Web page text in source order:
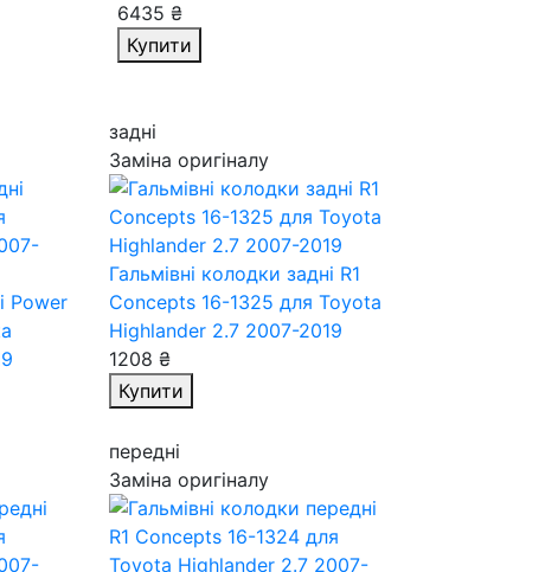
6435 ₴
Купити
Power
задні
Заміна оригіналу
Гальмівні колодки задні R1
Concepts 16-1325 для Toyota
Highlander 2.7 2007-2019
1208 ₴
Купити
передні
Заміна оригіналу